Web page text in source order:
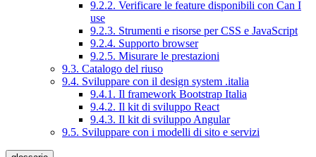
9.2.2. Verificare le feature disponibili con Can I
use
9.2.3. Strumenti e risorse per CSS e JavaScript
9.2.4. Supporto browser
9.2.5. Misurare le prestazioni
9.3. Catalogo del riuso
9.4. Sviluppare con il design system .italia
9.4.1. Il framework Bootstrap Italia
9.4.2. Il kit di sviluppo React
9.4.3. Il kit di sviluppo Angular
9.5. Sviluppare con i modelli di sito e servizi